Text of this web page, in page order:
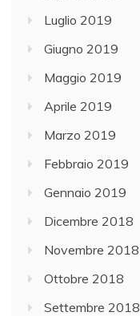
Luglio 2019
Giugno 2019
Maggio 2019
Aprile 2019
Marzo 2019
Febbraio 2019
Gennaio 2019
Dicembre 2018
Novembre 2018
Ottobre 2018
Settembre 2018